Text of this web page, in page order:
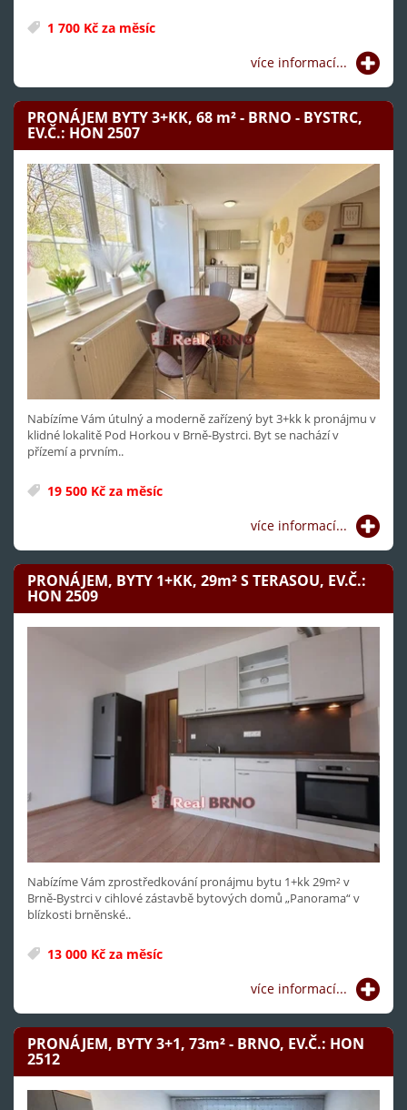
1 700 Kč za měsíc
více informací...
PRONÁJEM BYTY 3+KK, 68 m²- BRNO - BYSTRC,
EV.Č.: HON 2507
Nabízíme Vám útulný a moderně zařízený byt 3+kk k pronájmu v
klidné lokalitě Pod Horkou v Brně-Bystrci. Byt se nachází v
přízemí a prvním..
19 500 Kč za měsíc
více informací...
PRONÁJEM, BYTY 1+KK, 29m²S TERASOU, EV.Č.:
HON 2509
Nabízíme Vám zprostředkování pronájmu bytu 1+kk 29m² v
Brně-Bystrci v cihlové zástavbě bytových domů „Panorama“ v
blízkosti brněnské..
13 000 Kč za měsíc
více informací...
PRONÁJEM, BYTY 3+1, 73m²- BRNO, EV.Č.: HON
2512